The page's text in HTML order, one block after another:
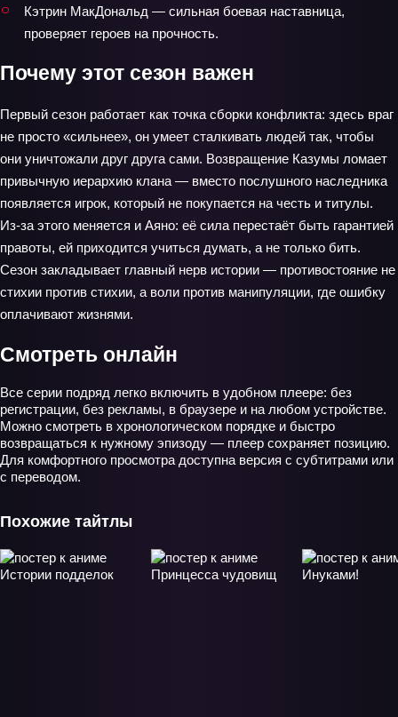
Кэтрин МакДональд — сильная боевая наставница,
проверяет героев на прочность.
Почему этот сезон важен
Первый сезон работает как точка сборки конфликта: здесь враг
не просто «сильнее», он умеет сталкивать людей так, чтобы
они уничтожали друг друга сами. Возвращение Казумы ломает
привычную иерархию клана — вместо послушного наследника
появляется игрок, который не покупается на честь и титулы.
Из‑за этого меняется и Аяно: её сила перестаёт быть гарантией
правоты, ей приходится учиться думать, а не только бить.
Сезон закладывает главный нерв истории — противостояние не
стихии против стихии, а воли против манипуляции, где ошибку
оплачивают жизнями.
Смотреть онлайн
Все серии подряд легко включить в удобном плеере: без
регистрации, без рекламы, в браузере и на любом устройстве.
Можно смотреть в хронологическом порядке и быстро
возвращаться к нужному эпизоду — плеер сохраняет позицию.
Для комфортного просмотра доступна версия с субтитрами или
с переводом.
Похожие тайтлы